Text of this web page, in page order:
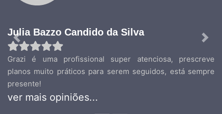
Julia Bazzo Candido da Silva
Grazi é uma profissional super atenciosa, prescreve
planos muito práticos para serem seguidos, está sempre
presente!
ver mais opiniões...
Previous Next